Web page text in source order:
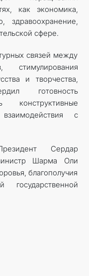
как экономика,
здравоохранение,
сфере.
связей между
стимулирования
и творчества,
готовность
конструктивные
с
Сердар
Шарма Оли
благополучия